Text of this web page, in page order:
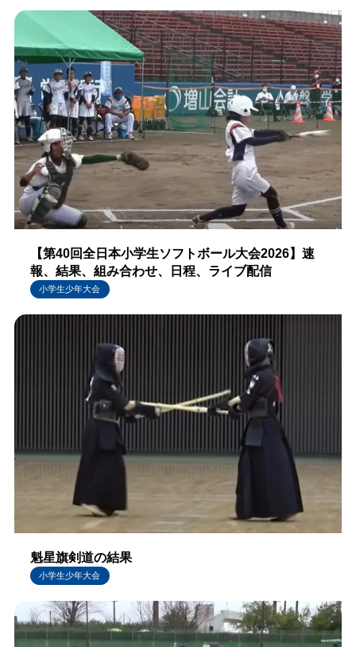
【第40回全日本小学生ソフトボール大会2026】速
報、結果、組み合わせ、日程、ライブ配信
小学生少年大会
魁星旗剣道の結果
小学生少年大会